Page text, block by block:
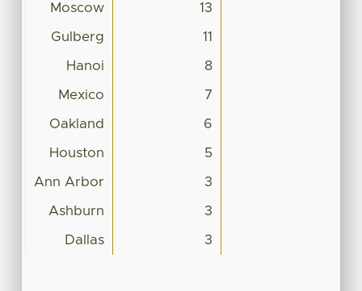
Moscow 13
Gulberg 11
Hanoi 8
Mexico 7
Oakland 6
Houston 5
Ann Arbor 3
Ashburn 3
Dallas 3